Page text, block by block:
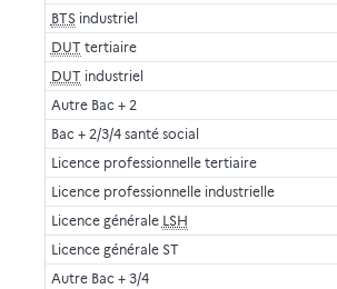
BTSindustriel
DUT tertiaire
DUT industriel
Autre Bac + 2
Bac + 2/3/4 santé social
Licence professionnelle tertiaire
Licence professionnelle industrielle
Licence générale LSH
Licence générale ST
Autre Bac + 3/4